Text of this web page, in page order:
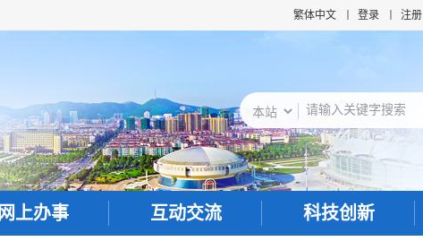
繁体中文 登录 注册
网上办事 互动交流 科技创新